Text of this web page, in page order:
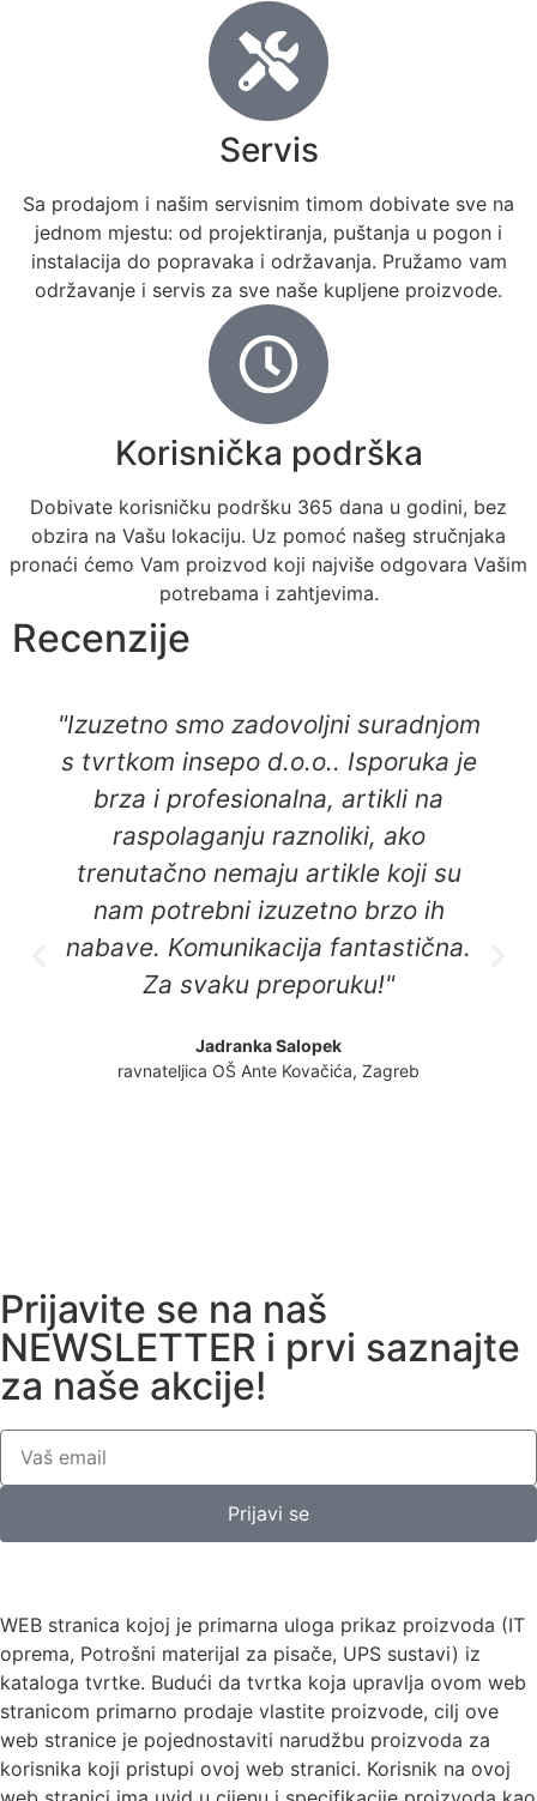
Servis
Sa prodajom i našim servisnim timom dobivate sve na
jednom mjestu: od projektiranja, puštanja u pogon i
instalacija do popravaka i održavanja. Pružamo vam
održavanje i servis za sve naše kupljene proizvode.
Korisnička podrška
Dobivate korisničku podršku 365 dana u godini, bez
obzira na Vašu lokaciju. Uz pomoć našeg stručnjaka
pronaći ćemo Vam proizvod koji najviše odgovara Vašim
potrebama i zahtjevima.
Recenzije
"Izuzetno smo zadovoljni suradnjom
s tvrtkom insepo d.o.o.. Isporuka je
brza i profesionalna, artikli na
raspolaganju raznoliki, ako
trenutačno nemaju artikle koji su
nam potrebni izuzetno brzo ih
nabave. Komunikacija fantastična.
Za svaku preporuku!"
Jadranka Salopek
ravnateljica OŠ Ante Kovačića, Zagreb
Prijavite se na naš
NEWSLETTER i prvi saznajte
za naše akcije!
Prijavi se
WEB stranica kojoj je primarna uloga prikaz proizvoda (IT
oprema, Potrošni materijal za pisače, UPS sustavi) iz
kataloga tvrtke. Budući da tvrtka koja upravlja ovom web
stranicom primarno prodaje vlastite proizvode, cilj ove
web stranice je pojednostaviti narudžbu proizvoda za
korisnika koji pristupi ovoj web stranici. Korisnik na ovoj